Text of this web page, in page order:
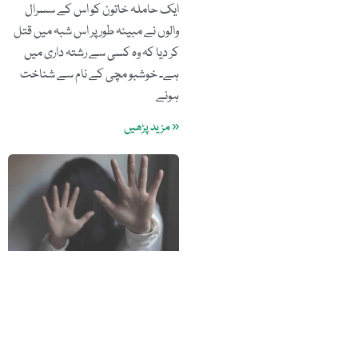
ایک حاملہ خاتون کو اس کے سسرال
والوں نے مبینہ طور پر اس شبہ میں قتل
کر دیا کہ وہ کسی سے رشتہ داری میں
ہے۔ خوشبو مچی کے نام سے شناخت
ہونے
« مزید پڑھیں